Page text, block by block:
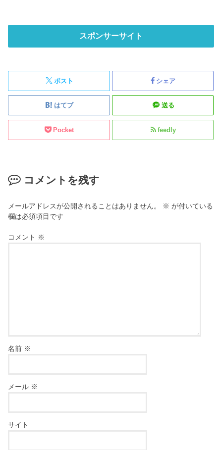
スポンサーサイト
ポスト シェア
はてブ 送る
Pocket feedly
コメントを残す
メールアドレスが公開されることはありません。 ※ が付いている
欄は必須項目です
コメント ※
名前 ※
メール ※
サイト